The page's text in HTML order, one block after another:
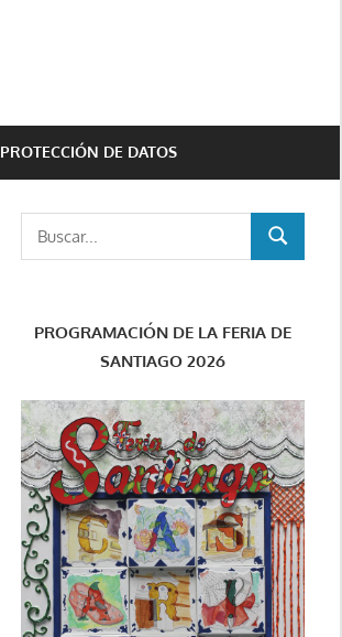
PROTECCIÓN DE DATOS
BUSCAR
PROGRAMACIÓN DE LA FERIA DE
SANTIAGO 2026